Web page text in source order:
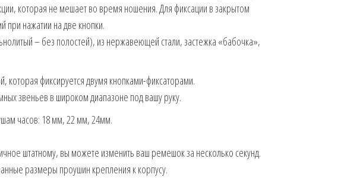
которая не мешает во время ношения. Для фиксации в закрытом
нажатии на две кнопки.
– без полостей), из нержавеющей стали, застежка «бабочка»,
которая фиксируется двумя кнопками-фиксаторами.
звеньев в широком диапазоне под вашу руку.
часов: 18 мм, 22 мм, 24мм.
штатному, вы можете изменить ваш ремешок за несколько секунд.
размеры проушин крепления к корпусу.